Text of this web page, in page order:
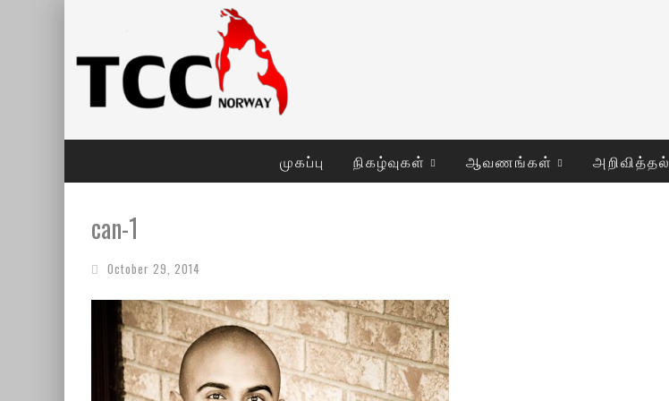
முகப்பு நிகழ்வுகள் ஆவணங்கள் அறிவித்தல்
can-1
October 29, 2014